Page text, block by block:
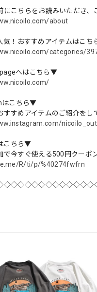
こちらをお読みいただき、
about
気！おすすめアイテムはこち
categories/
へはこちら▼
はこちら▼
すすめアイテムのご紹介をし
こちら▼
で今すぐ使える500円クーポ
R/ti/p/%40274fwfrn